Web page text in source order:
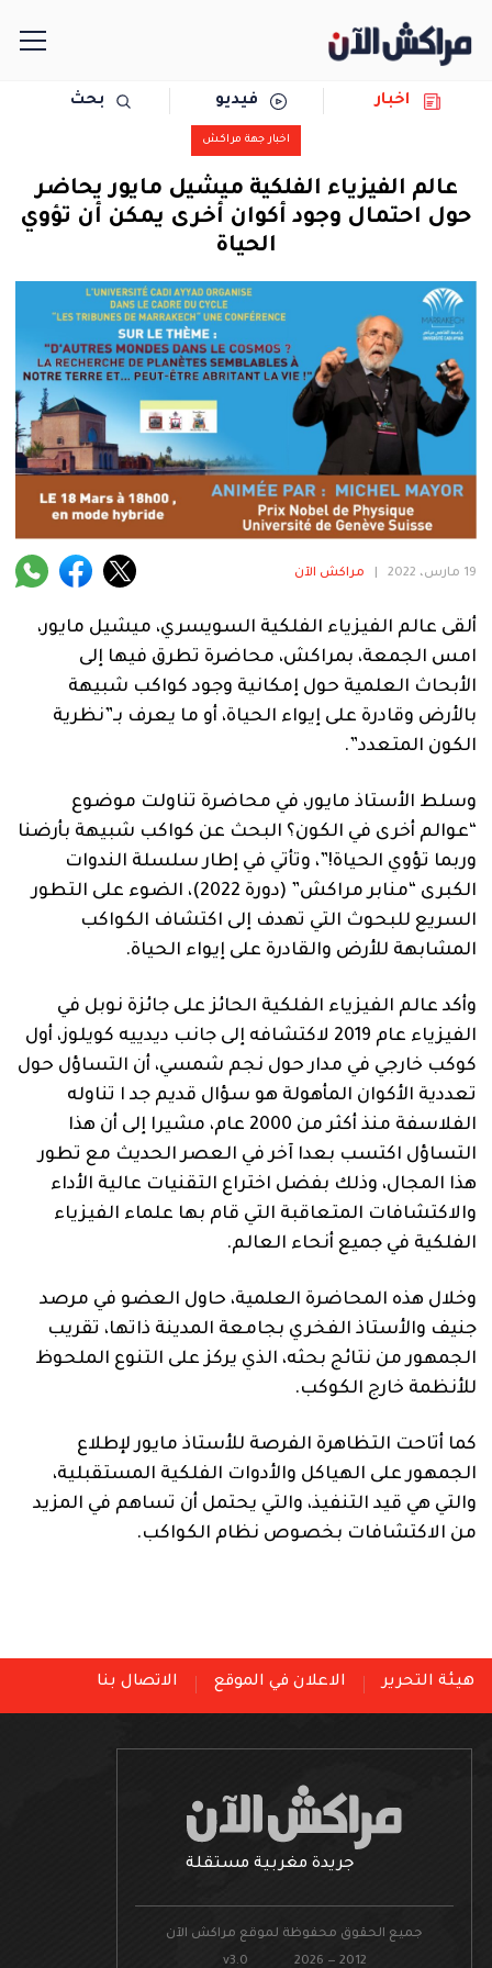
سياسة
رياضة
حوادث
دولية
المرأة
فنية
اخبار فيديو بحث
اخبار جهة مراكش
عالم الفيزياء الفلكية ميشيل مايور يحاضر
حول احتمال وجود أكوان أخرى يمكن أن تؤوي
الحياة
19 مارس، 2022 مراكش الآن
ألقى عالم الفيزياء الفلكية السويسري، ميشيل مايور،
امس الجمعة، بمراكش، محاضرة تطرق فيها إلى
الأبحاث العلمية حول إمكانية وجود كواكب شبيهة
بالأرض وقادرة على إيواء الحياة، أو ما يعرف بـ”نظرية
الكون المتعدد”.
وسلط الأستاذ مايور، في محاضرة تناولت موضوع
“عوالم أخرى في الكون؟ البحث عن كواكب شبيهة بأرضنا
وربما تؤوي الحياة!”، وتأتي في إطار سلسلة الندوات
الكبرى “منابر مراكش” (دورة 2022)، الضوء على التطور
السريع للبحوث التي تهدف إلى اكتشاف الكواكب
المشابهة للأرض والقادرة على إيواء الحياة.
وأكد عالم الفيزياء الفلكية الحائز على جائزة نوبل في
الفيزياء عام 2019 لاكتشافه إلى جانب ديدييه كويلوز، أول
كوكب خارجي في مدار حول نجم شمسي، أن التساؤل حول
تعددية الأكوان المأهولة هو سؤال قديم جد ا تناوله
الفلاسفة منذ أكثر من 2000 عام، مشيرا إلى أن هذا
التساؤل اكتسب بعدا آخر في العصر الحديث مع تطور
هذا المجال، وذلك بفضل اختراع التقنيات عالية الأداء
والاكتشافات المتعاقبة التي قام بها علماء الفيزياء
الفلكية في جميع أنحاء العالم.
وخلال هذه المحاضرة العلمية، حاول العضو في مرصد
جنيف والأستاذ الفخري بجامعة المدينة ذاتها، تقريب
الجمهور من نتائج بحثه، الذي يركز على التنوع الملحوظ
للأنظمة خارج الكوكب.
كما أتاحت التظاهرة الفرصة للأستاذ مايور لإطلاع
الجمهور على الهياكل والأدوات الفلكية المستقبلية،
والتي هي قيد التنفيذ، والتي يحتمل أن تساهم في المزيد
من الاكتشافات بخصوص نظام الكواكب.
هيئة التحرير الاعلان في الموقع الاتصال بنا
جريدة مغربية مستقلة
جميع الحقوق محفوظة لموقع مراكش الآن
v3.0 2026 — 2012